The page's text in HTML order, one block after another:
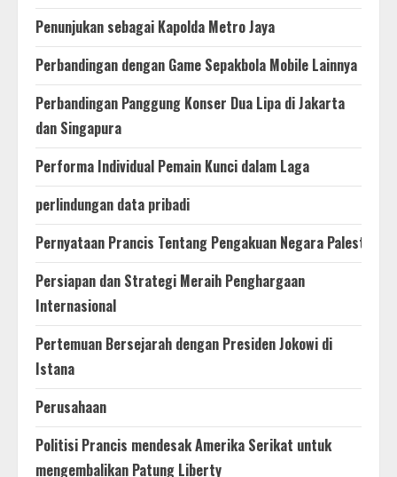
Penunjukan sebagai Kapolda Metro Jaya
Perbandingan dengan Game Sepakbola Mobile Lainnya
Perbandingan Panggung Konser Dua Lipa di Jakarta
dan Singapura
Performa Individual Pemain Kunci dalam Laga
perlindungan data pribadi
Pernyataan Prancis Tentang Pengakuan Negara Palestina
Persiapan dan Strategi Meraih Penghargaan
Internasional
Pertemuan Bersejarah dengan Presiden Jokowi di
Istana
Perusahaan
Politisi Prancis mendesak Amerika Serikat untuk
mengembalikan Patung Liberty